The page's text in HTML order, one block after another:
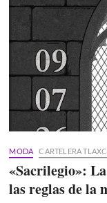
MODA CARTELERA
«Sacrilegio»:
las reglas de la